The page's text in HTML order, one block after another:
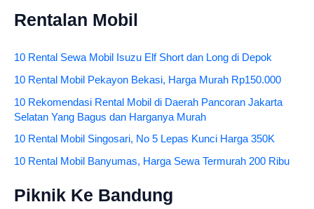
Rentalan Mobil
10 Rental Sewa Mobil Isuzu Elf Short dan Long di Depok
10 Rental Mobil Pekayon Bekasi, Harga Murah Rp150.000
10 Rekomendasi Rental Mobil di Daerah Pancoran Jakarta
Selatan Yang Bagus dan Harganya Murah
10 Rental Mobil Singosari, No 5 Lepas Kunci Harga 350K
10 Rental Mobil Banyumas, Harga Sewa Termurah 200 Ribu
Piknik Ke Bandung